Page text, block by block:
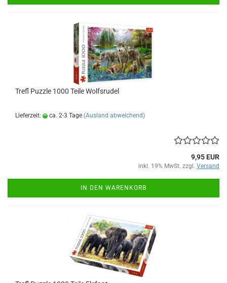
Trefl Puz­zle 1000 Teile Wolfs­ru­del
Lieferzeit: ca. 2-3 Tage (Ausland abweichend)
9,95 EUR
inkl. 19% MwSt. zzgl. Versand
IN DEN WARENKORB